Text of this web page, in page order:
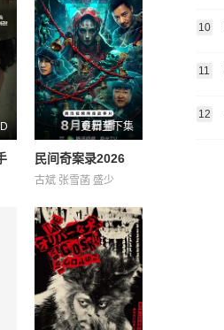
更新至下集
民间奇案录2026
古斌 张雪菡 盛少
10
11
12